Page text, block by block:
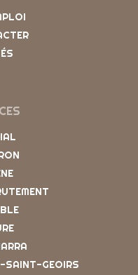
SAINT-GEOIRS